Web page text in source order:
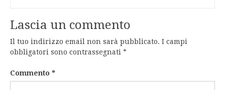
Lascia un commento
Il tuo indirizzo email non sarà pubblicato. I campi
obbligatori sono contrassegnati *
Commento *